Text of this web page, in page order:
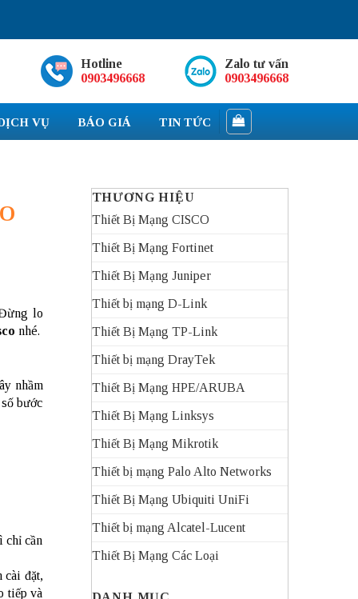
Hotline
0903496668
Zalo tư vấn
0903496668
VỤ BÁO GIÁ TIN TỨC
lo
nhé.
nhầm
bước
chỉ cần
cài đặt,
tiếp và
THƯƠNG HIỆU
Thiết Bị Mạng CISCO
Thiết Bị Mạng Fortinet
Thiết Bị Mạng Juniper
Thiết bị mạng D-Link
Thiết Bị Mạng TP-Link
Thiết bị mạng DrayTek
Thiết Bị Mạng HPE/ARUBA
Thiết Bị Mạng Linksys
Thiết Bị Mạng Mikrotik
Thiết bị mạng Palo Alto Networks
Thiết Bị Mạng Ubiquiti UniFi
Thiết bị mạng Alcatel-Lucent
Thiết Bị Mạng Các Loại